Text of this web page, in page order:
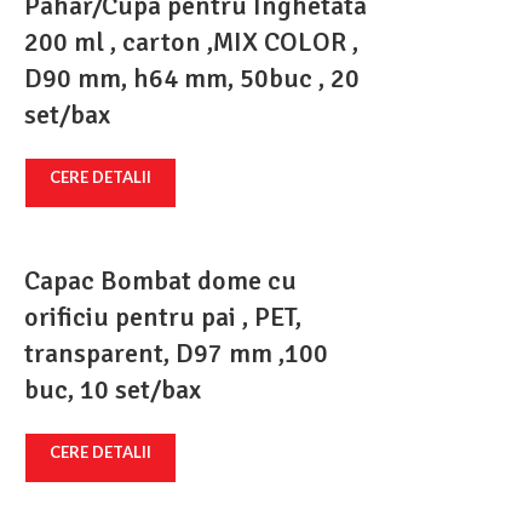
200 ml , carton ,MIX COLOR ,
D90 mm, h64 mm, 50buc , 20
set/bax
CERE DETALII
Capac Bombat dome cu
orificiu pentru pai , PET,
transparent, D97 mm ,100
buc, 10 set/bax
CERE DETALII